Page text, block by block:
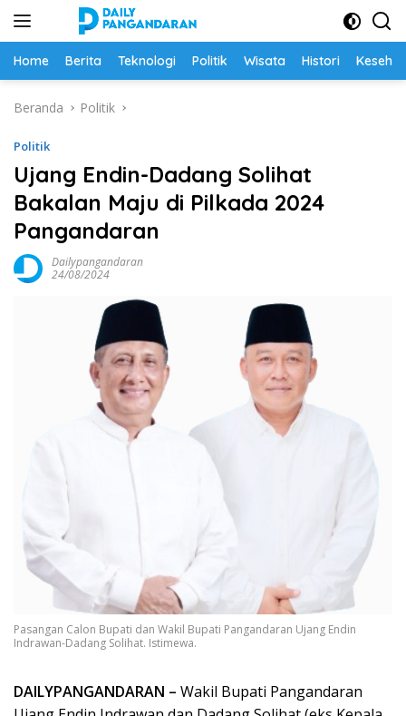
Home Berita Teknologi Politik Wisata Histori
Beranda Politik
Politik
Ujang Endin-Dadang Solihat
Bakalan Maju di Pilkada 2024
Pangandaran
Dailypangandaran
24/08/2024
Pasangan Calon Bupati dan Wakil Bupati Pangandaran Ujang Endin
Indrawan-Dadang Solihat. Istimewa.
DAILYPANGANDARAN – Wakil Bupati Pangandaran